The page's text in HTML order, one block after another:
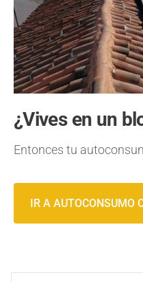
¿Vives en un
Entonces tu
IR A AUTOCONSUMO